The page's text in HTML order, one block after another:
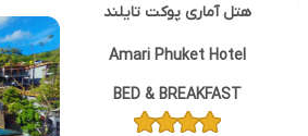
هتل آماری پوکت تایلند
Amari Phuket Hotel
BED & BREAKFAST